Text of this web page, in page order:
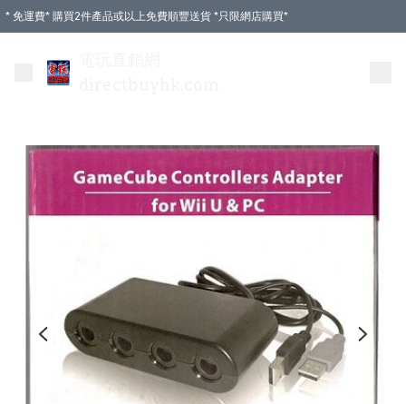
* 免運費* 購買2件產品或以上免費順豐送貨 *只限網店購買*